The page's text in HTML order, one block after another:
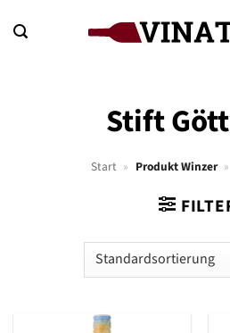
Inhalt
Stift
Start » Produkt Winzer »